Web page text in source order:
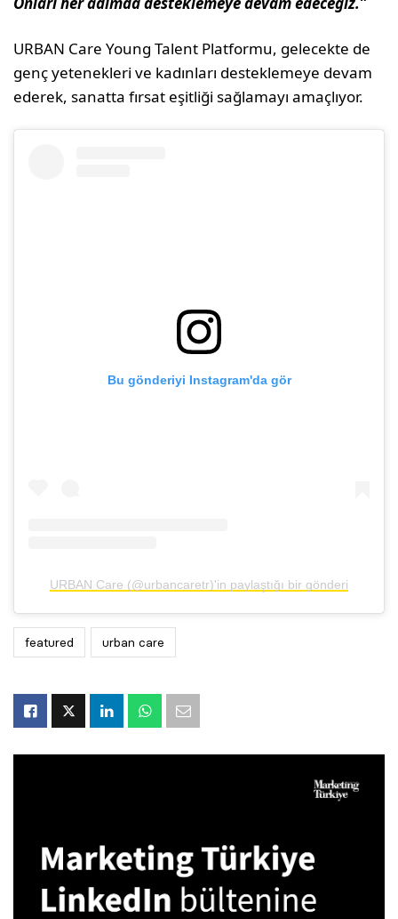
URBAN Care Young Talent Platformu, gelecekte de
genç yetenekleri ve kadınları desteklemeye devam
ederek, sanatta fırsat eşitliği sağlamayı amaçlıyor.
Bu gönderiyi Instagram'da gör
URBAN Care (@urbancaretr)'in paylaştığı bir gönderi
featured urban care